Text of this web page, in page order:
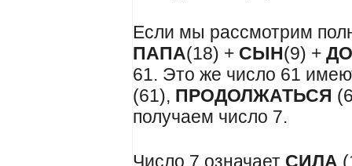
Если мы рассмотрим
ПАПА(18) + СЫН(9) +
61. Это же число 61
(61), ПРОДОЛЖАТЬСЯ
получаем число 7.
Число 7 означает СИЛА